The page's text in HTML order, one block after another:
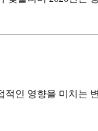
인 영향을 미치는